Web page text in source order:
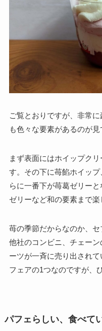
ご覧とおりですが、非常
も色々な要素があるのが見
まず表面にはホイップク
す。その下に苺餡ホイッ
らに一番下が苺葛ゼリー
ゼリーなど和の要素まで楽
苺の季節だからなのか、セ
他社のコンビニ、チェー
ーツが一斉に売り出され
フェアの1つなのですが、
パフェらしい、食べて